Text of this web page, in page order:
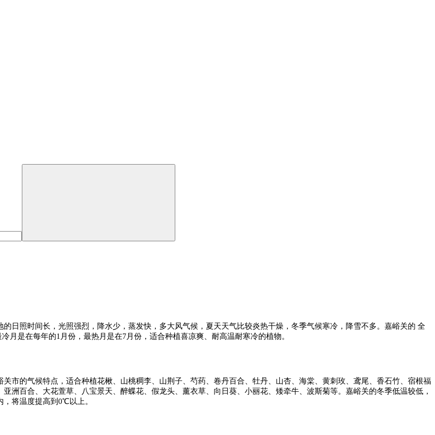
日照时间长，光照强烈，降水少，蒸发快，多大风气候，夏天天气比较炎热干燥，冬季气候寒冷，降雪不多。嘉峪关的 全
月是在每年的1月份，最热月是在7月份，适合种植喜凉爽、耐高温耐寒冷的植物。
市的气候特点，适合种植花楸、山桃稠李、山荆子、芍药、卷丹百合、牡丹、山杏、海棠、黄刺玫、鸢尾、香石竹、宿根福
洲百合、大花萱草、八宝景天、醉蝶花、假龙头、薰衣草、向日葵、小丽花、矮牵牛、波斯菊等。嘉峪关的冬季低温较低，
将温度提高到0℃以上。